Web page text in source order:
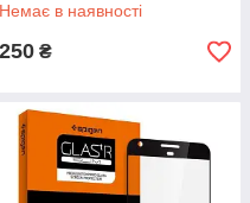
Немає в наявності
250 ₴